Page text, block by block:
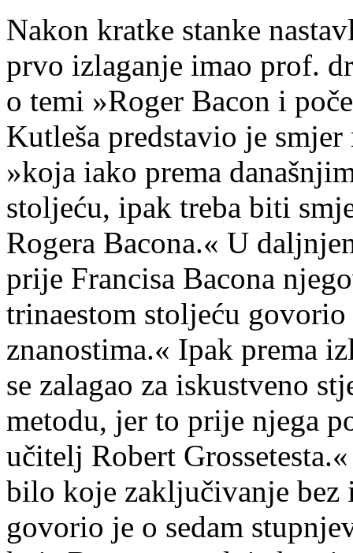
Nakon kratke stanke
prvo izlaganje imao prof.
o temi »Roger Bacon i
Kutleša predstavio je
»koja iako prema
stoljeću, ipak treba biti
Rogera Bacona.« U
prije Francisa Bacona
trinaestom stoljeću
znanostima.« Ipak prema
se zalagao za iskustveno
metodu, jer to prije njega
učitelj Robert
bilo koje zaključivanje bez
govorio je o sedam